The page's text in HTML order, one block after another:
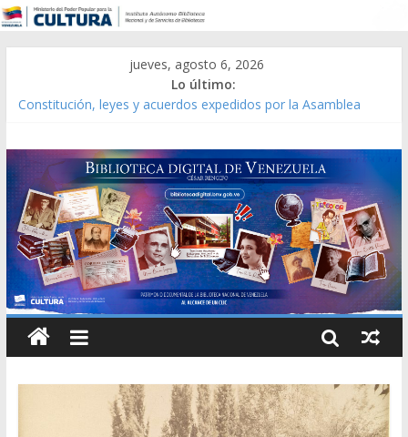
jueves, agosto 6, 2026
Lo último:
Constitución, leyes y acuerdos expedidos por la Asamblea
Modesta Bor Sánchez [material gráfico]
Gaceta Oficial de la República de Venezuela año CXXXIII Mes V,
Caracas 09 de marzo de 2006 N° 38.394
Catálogo temático de obras de Modesta Bor